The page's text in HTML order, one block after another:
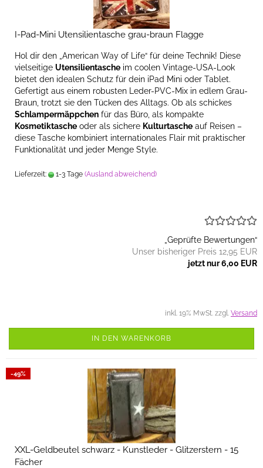
I-Pad-Mini Utensilientasche grau-braun Flagge
Hol dir den „American Way of Life“ für deine Technik! Diese
vielseitige Utensilientasche im coolen Vintage-USA-Look
bietet den idealen Schutz für dein iPad Mini oder Tablet.
Gefertigt aus einem robusten Leder-PVC-Mix in edlem Grau-
Braun, trotzt sie den Tücken des Alltags. Ob als schickes
Schlampermäppchen für das Büro, als kompakte
Kosmetiktasche oder als sichere Kulturtasche auf Reisen –
diese Tasche kombiniert internationales Flair mit praktischer
Funktionalität und jeder Menge Style.
Lieferzeit: 1-3 Tage (Ausland abweichend)
„Geprüfte Bewertungen“
Unser bisheriger Preis 12,95 EUR
jetzt nur 6,00 EUR
inkl. 19% MwSt. zzgl. Versand
IN DEN WARENKORB
-49%
XXL-Geldbeutel schwarz - Kunstleder - Glitzerstern - 15
Fächer